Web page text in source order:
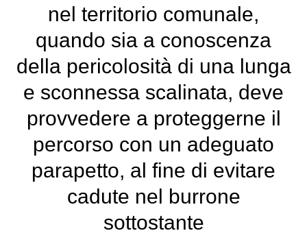
nel territorio comunale,
quando sia a conoscenza
della pericolosità di una lunga
e sconnessa scalinata, deve
provvedere a proteggerne il
percorso con un adeguato
parapetto, al fine di evitare
cadute nel burrone
sottostante